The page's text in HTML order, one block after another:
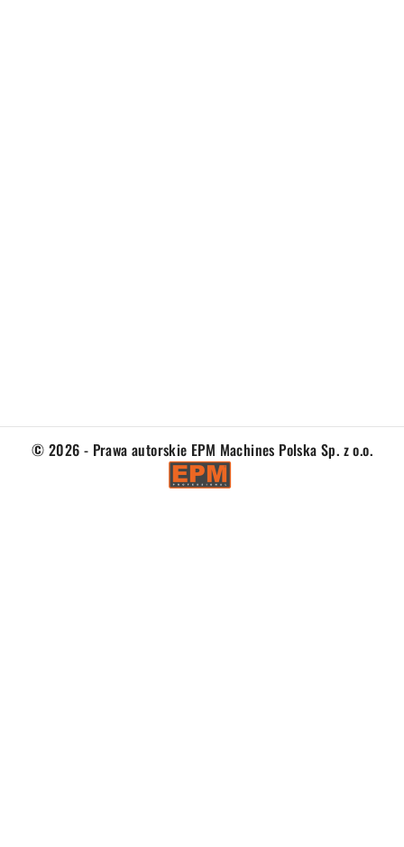
© 2026 - Prawa autorskie EPM Machines Polska Sp. z o.o.